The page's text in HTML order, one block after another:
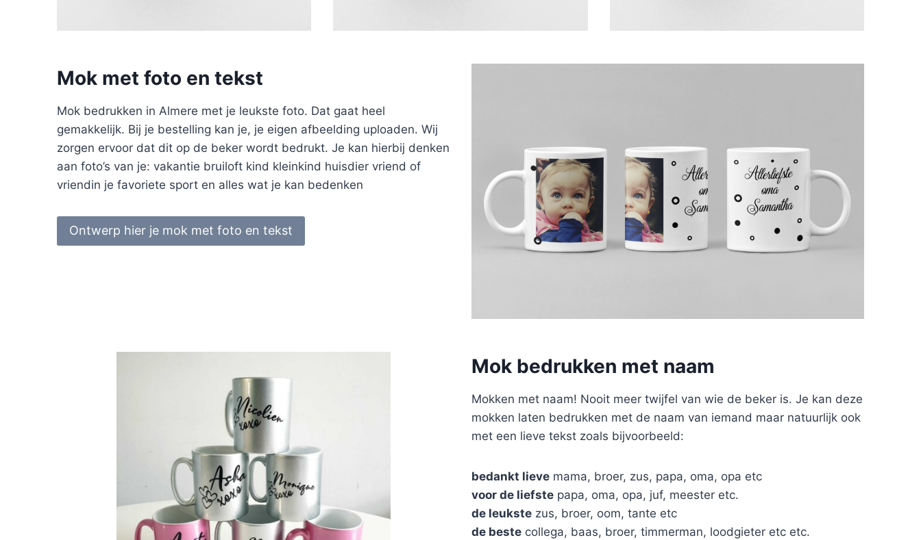
Mok met foto en tekst
Mok bedrukken in Almere met je leukste foto. Dat gaat heel
gemakkelijk. Bij je bestelling kan je, je eigen afbeelding uploaden. Wij
zorgen ervoor dat dit op de beker wordt bedrukt. Je kan hierbij denken
aan foto’s van je: vakantie bruiloft kind kleinkind huisdier vriend of
vriendin je favoriete sport en alles wat je kan bedenken
Ontwerp hier je mok met foto en tekst
Mok bedrukken met naam
Mokken met naam! Nooit meer twijfel van wie de beker is. Je kan deze
mokken laten bedrukken met de naam van iemand maar natuurlijk ook
met een lieve tekst zoals bijvoorbeeld:
bedankt lieve mama, broer, zus, papa, oma, opa etc
voor de liefste papa, oma, opa, juf, meester etc.
de leukste zus, broer, oom, tante etc
de beste collega, baas, broer, timmerman, loodgieter etc etc.